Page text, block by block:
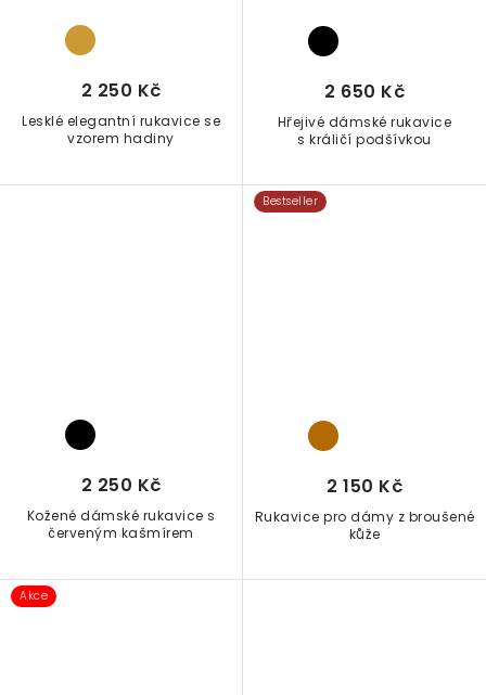
Lesklé elegantní rukavice se
vzorem hadiny
2 250 Kč
Hřejivé dámské rukavice
s králičí podšívkou
2 650 Kč
Kožené dámské rukavice s
červeným kašmírem
2 250 Kč
Rukavice pro dámy z broušené
kůže
Bestseller
2 150 Kč
Akce